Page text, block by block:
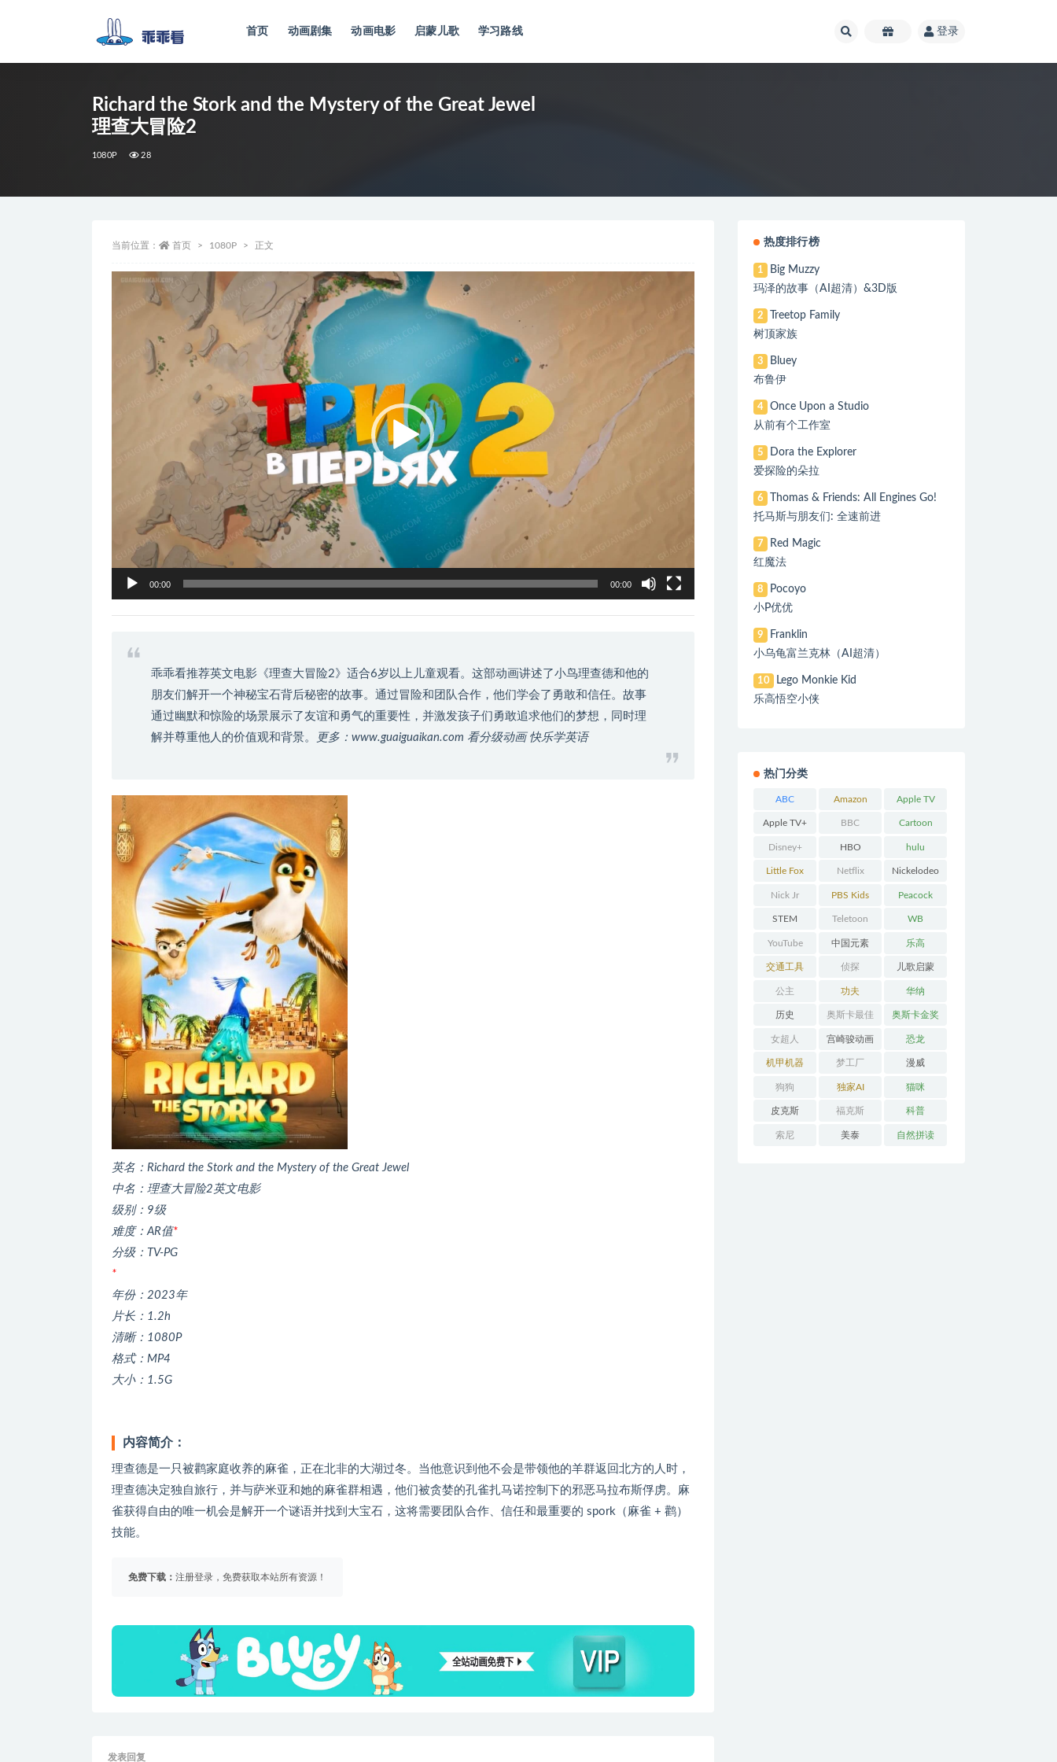
首页 动画剧集 动画电影 启蒙儿歌 学习路线 登录
Richard the Stork and the Mystery of the Great Jewel
理查大冒险2
1080P 28
当前位置： 首页 1080P 正文
视
00:00 00:00
乖乖看推荐英文电影《理查大冒险2》适合6岁以上儿童观看。这部动画讲述了小鸟理查德和他的
朋友们解开一个神秘宝石背后秘密的故事。通过冒险和团队合作，他们学会了勇敢和信任。故事
通过幽默和惊险的场景展示了友谊和勇气的重要性，并激发孩子们勇敢追求他们的梦想，同时理
解并尊重他人的价值观和背景。
更多：www.guaiguaikan.com 看分级动画 快乐学英语
英名：Richard the Stork and the Mystery of the Great Jewel
中名：理查大冒险2英文电影
级别：9级
难度：AR值*
分级：TV-PG
*
年份：2023年
片长：1.2h
清晰：1080P
格式：MP4
大小：1.5G
内容简介：
理查德是一只被鹳家庭收养的麻雀，正在北非的大湖过冬。当他意识到他不会是带领他的羊群返回北方的人时，
理查德决定独自旅行，并与萨米亚和她的麻雀群相遇，他们被贪婪的孔雀扎马诺控制下的邪恶马拉布斯俘虏。麻
雀获得自由的唯一机会是解开一个谜语并找到大宝石，这将需要团队合作、信任和最重要的 spork（麻雀 + 鹳）
技能。
免费下载： 注册登录，免费获取本站所有资源！
发表回复
热度排行榜
1
Big Muzzy
玛泽的故事（AI超清）&3D版
2
Treetop Family
树顶家族
3
Bluey
布鲁伊
4
Once Upon a Studio
从前有个工作室
5
Dora the Explorer
爱探险的朵拉
6
Thomas & Friends: All Engines Go!
托马斯与朋友们: 全速前进
7
Red Magic
红魔法
8
Pocoyo
小P优优
9
Franklin
小乌龟富兰克林（AI超清）
10
Lego Monkie Kid
乐高悟空小侠
热门分类
ABC Amazon
Prime
Apple TV
Apple TV+ BBC Cartoon
Network
Disney+ HBO hulu
Little Fox Netflix Nickelodeo
n
Nick Jr PBS Kids Peacock
STEM Teletoon WB
YouTube 中国元素 乐高
交通工具 侦探 儿歌启蒙
公主 功夫 华纳
历史 奥斯卡最佳
动画
奥斯卡金奖
女超人 宫崎骏动画 恐龙
机甲机器 梦工厂 漫威
狗狗 独家AI 猫咪
皮克斯 福克斯 科普
索尼 美泰 自然拼读